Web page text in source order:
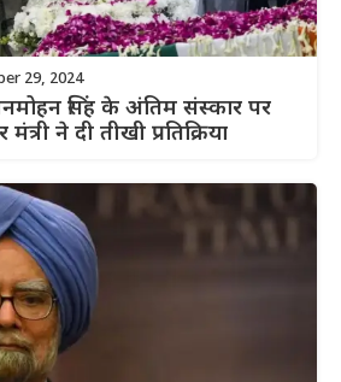
29, 2024
सिंह के अंतिम संस्कार पर
ने दी तीखी प्रतिक्रिया